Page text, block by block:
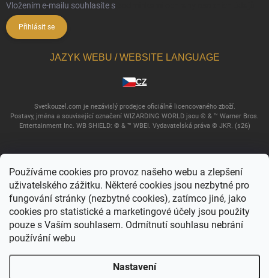
Používáme cookies pro provoz našeho webu a zlepšení
uživatelského zážitku. Některé cookies jsou nezbytné pro
fungování stránky (nezbytné cookies), zatímco jiné, jako
cookies pro statistické a marketingové účely jsou použity
pouze s Vaším souhlasem. Odmítnutí souhlasu nebrání
používání webu
Nastavení
Vložením e-mailu souhlasíte s
Přihlásit se
JAZYK WEBU / WEBSITE LANGUAGE
CZ
Svetkouzel.com je nezávislý prodejce oficiálně licencovaného zboží.
Postavy, jména a související označení WIZARDING WORLD jsou © & ™ Warner Bros.
Entertainment Inc. WB SHIELD: © & ™ WBEI. Vydavatelská práva © JKR. (s26)